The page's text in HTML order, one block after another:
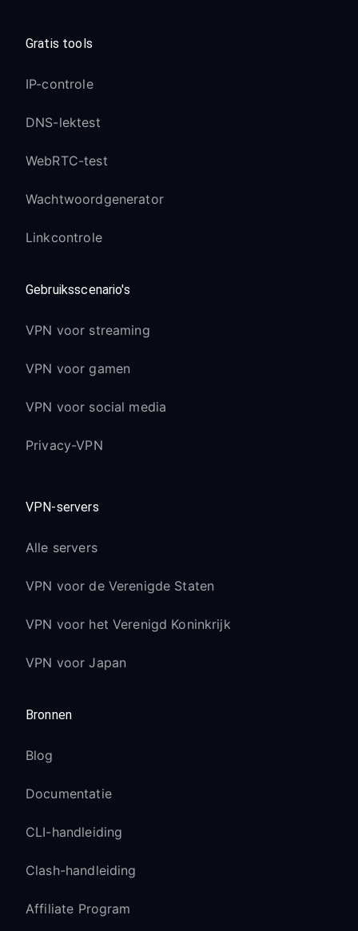
Gratis tools
IP-controle
DNS-lektest
WebRTC-test
Wachtwoordgenerator
Linkcontrole
Gebruiksscenario's
VPN voor streaming
VPN voor gamen
VPN voor social media
Privacy-VPN
VPN-servers
Alle servers
VPN voor de Verenigde Staten
VPN voor het Verenigd Koninkrijk
VPN voor Japan
Bronnen
Blog
Documentatie
CLI-handleiding
Clash-handleiding
Affiliate Program